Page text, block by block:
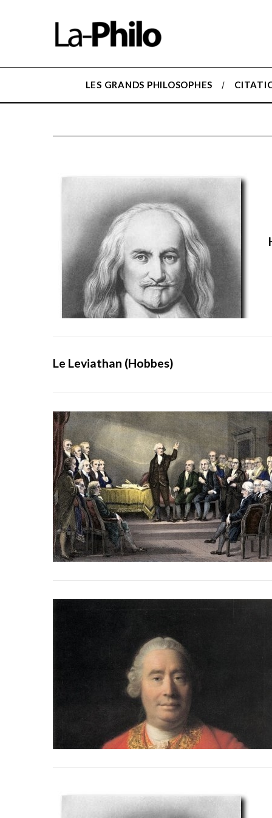
LES GRANDS PHILOSOPHES
Le Leviathan (Hobbes)